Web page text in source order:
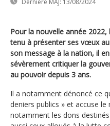
Dernière MAJ: 13/08/2024
Pour la nouvelle année 2022,
tenu à présenter ses vœux
son message à la nation, il
sévèrement critiquer la
au pouvoir depuis 3 ans.
Il a notamment dénoncé ce
deniers publics » et accuse le
notamment les dons